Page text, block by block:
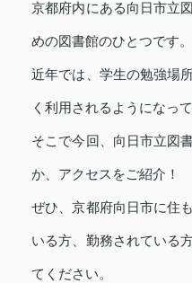
京都府内にある向日市立
めの図書館のひとつです。
近年では、学生の勉強場
く利用されるようになって
そこで今回、向日市立図
か、アクセスをご紹介！
ぜひ、京都府向日市に住
いる方、勤務されている
てください。